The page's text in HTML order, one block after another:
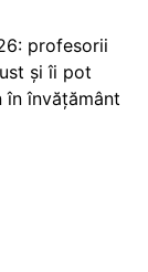
profesorii
și îi pot
în învățământ